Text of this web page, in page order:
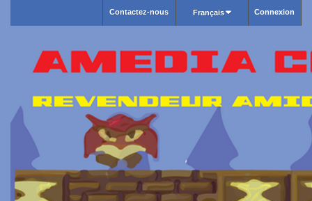
Connexion
Français
Contactez-nous